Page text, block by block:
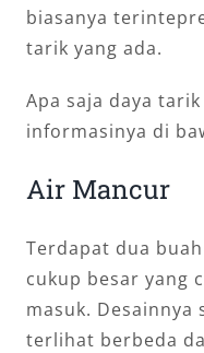
biasanya
tarik yang ada.
Apa saja daya
informasinya di
Air Mancur
Terdapat dua
cukup besar yang
masuk.
terlihat berbeda